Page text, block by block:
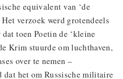
equivalent van ‘de
verzoek werd grotendeels
toen Poetin de ‘kleine
Krim stuurde om luchthaven,
over te nemen –
het om Russische militaire